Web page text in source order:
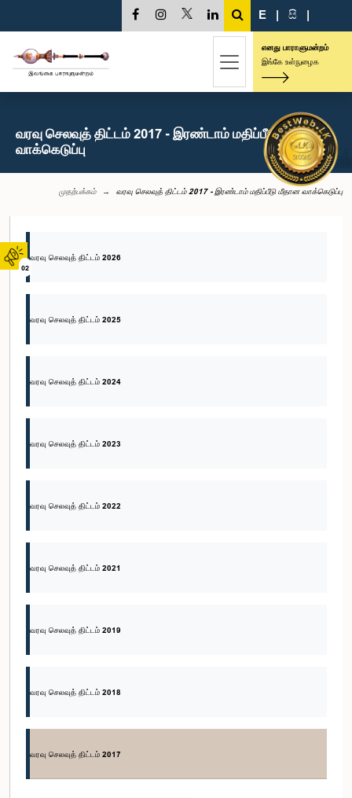
02
E | සි |
எனது பாராளுமன்றம்
இங்கே உள்நுழைக
வரவு செலவுத் திட்டம் 2017 - இரண்டாம் மதிப்பீடு மீதான
வாக்கெடுப்பு
முதற்பக்கம் வரவு செலவுத் திட்டம் 2017 - இரண்டாம் மதிப்பீடு மீதான வாக்கெடுப்பு
வரவு செலவுத் திட்டம் 2026
வரவு செலவுத் திட்டம் 2025
வரவு செலவுத் திட்டம் 2024
வரவு செலவுத் திட்டம் 2023
வரவு செலவுத் திட்டம் 2022
வரவு செலவுத் திட்டம் 2021
வரவு செலவுத் திட்டம் 2019
வரவு செலவுத் திட்டம் 2018
வரவு செலவுத் திட்டம் 2017